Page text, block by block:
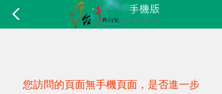
您訪問的頁面無手機頁面，是否進一步